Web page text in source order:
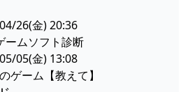
26(金) 20:36
ームソフト診断
05(金) 13:08
ゲーム【教えて】